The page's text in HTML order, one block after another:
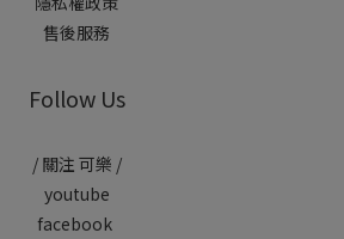
售後服務
Follow Us
/ 關注 可樂 /
youtube
facebook